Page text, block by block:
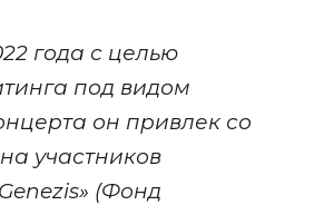
года с целью
под видом
он привлек со
участников
Genezis» (Фонд